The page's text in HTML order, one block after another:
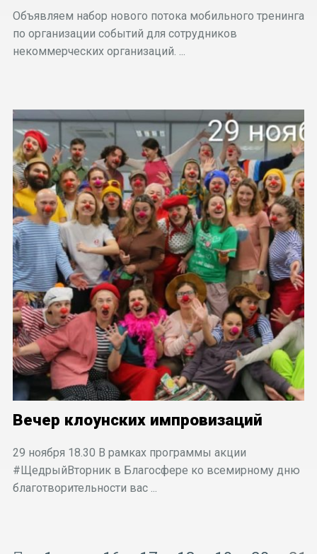
Объявляем набор нового потока мобильного тренинга
по организации событий для сотрудников
некоммерческих организаций. ...
Вечер клоунских импровизаций
29 ноября 18.30 В рамках программы акции
#ЩедрыйВторник в Благосфере ко всемирному дню
благотворительности вас ...